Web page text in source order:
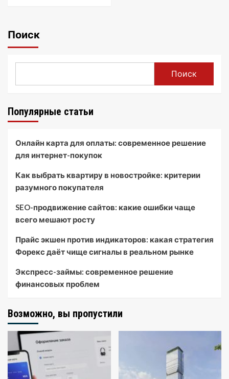
Поиск
Поиск
Популярные статьи
Онлайн карта для оплаты: современное решение
для интернет-покупок
Как выбрать квартиру в новостройке: критерии
разумного покупателя
SEO-продвижение сайтов: какие ошибки чаще
всего мешают росту
Прайс экшен против индикаторов: какая стратегия
Форекс даёт чище сигналы в реальном рынке
Экспресс-займы: современное решение
финансовых проблем
Возможно, вы пропустили